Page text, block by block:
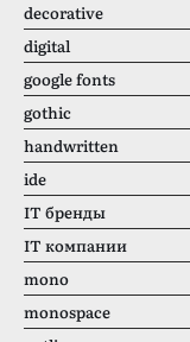
decorative
digital
google fonts
gothic
handwritten
ide
IT бренды
IT компании
mono
monospace